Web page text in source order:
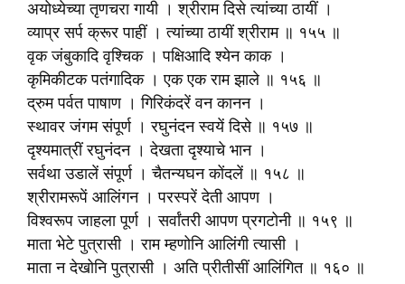
अयोध्येच्या तृणचरा गायी । श्रीराम दिसे त्यांच्या ठायीं ।
व्याप्र सर्प क्रूर पाहीं । त्यांच्या ठायीं श्रीराम ॥ १५५ ॥
वृक जंबुकादि वृश्चिक । पक्षिआदि श्येन काक ।
कृमिकीटक पतंगादिक । एक एक राम झाले ॥ १५६ ॥
द्रुम पर्वत पाषाण । गिरिकंदरें वन कानन ।
स्थावर जंगम संपूर्ण । रघुनंदन स्वयें दिसे ॥ १५७ ॥
दृश्यमात्रीं रघुनंदन । देखता दृश्याचे भान ।
सर्वथा उडालें संपूर्ण । चैतन्यघन कोंदलें ॥ १५८ ॥
श्रीरामरूपें आलिंगन । परस्परें देती आपण ।
विश्वरूप जाहला पूर्ण । सर्वांतरी आपण प्रगटोनी ॥ १५९ ॥
माता भेटे पुत्रासी । राम म्हणोनि आलिंगी त्यासी ।
माता न देखोनि पुत्रासी । अति प्रीतीसीं आलिंगित ॥ १६० ॥